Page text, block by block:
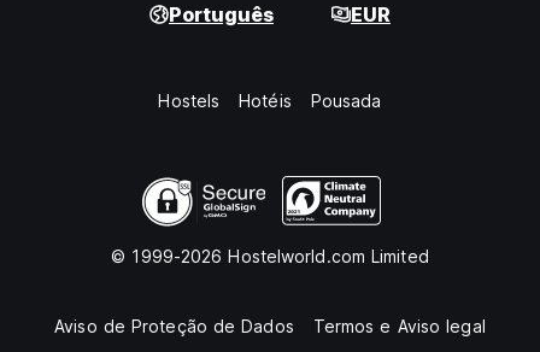
Português EUR
Hostels Hotéis Pousada
© 1999-2026 Hostelworld.com Limited
Aviso de Proteção de Dados Termos e Aviso legal